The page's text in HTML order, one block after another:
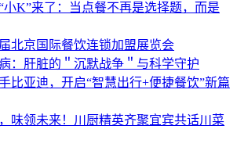
小K”来了：当点餐不再是选择题，而是
北京国际餐饮连锁加盟展览会
：肝脏的＂沉默战争＂与科学守护
比亚迪，开启“智慧出行+便捷餐饮”新篇
味领未来！川厨精英齐聚宜宾共话川菜